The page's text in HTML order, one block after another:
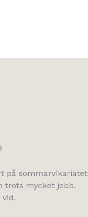
på sommarvikariatet
trots mycket jobb,